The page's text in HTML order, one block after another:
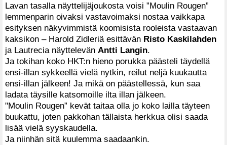
Lavan tasalla näyttelijäjoukosta voisi ”Moulin Rougen”
lemmenparin oivaksi vastavoimaksi nostaa vaikkapa
esityksen näkyvimmistä koomisista rooleista vastaavan
kaksikon – Harold Zidleriä esittävän Risto Kaskilahden
ja Lautrecia näyttelevän Antti Langin.
Ja tokihan koko HKT:n hieno porukka päästeli täydellä
ensi-illan sykkeellä vielä nytkin, reilut neljä kuukautta
ensi-illan jälkeen! Ja mikä on päästellessä, kun saa
ladata täysille katsomoille ilta illan jälkeen.
"Moulin Rougen” kevät taitaa olla jo koko lailla täyteen
buukattu, joten pakkohan tällaista herkkua olisi saada
lisää vielä syyskaudella.
Ja niinhän sitä kuulemma saadaankin.